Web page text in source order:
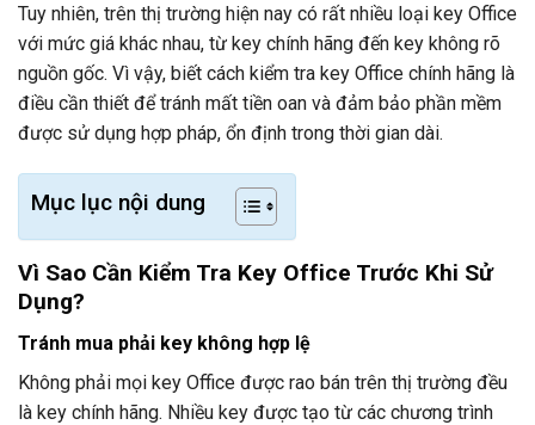
Tuy nhiên, trên thị trường hiện nay có rất nhiều loại key Office
với mức giá khác nhau, từ key chính hãng đến key không rõ
nguồn gốc. Vì vậy, biết cách kiểm tra key Office chính hãng là
điều cần thiết để tránh mất tiền oan và đảm bảo phần mềm
được sử dụng hợp pháp, ổn định trong thời gian dài.
Mục lục nội dung
Vì Sao Cần Kiểm Tra Key Office Trước Khi Sử
Dụng?
Tránh mua phải key không hợp lệ
Không phải mọi key Office được rao bán trên thị trường đều
là key chính hãng. Nhiều key được tạo từ các chương trình